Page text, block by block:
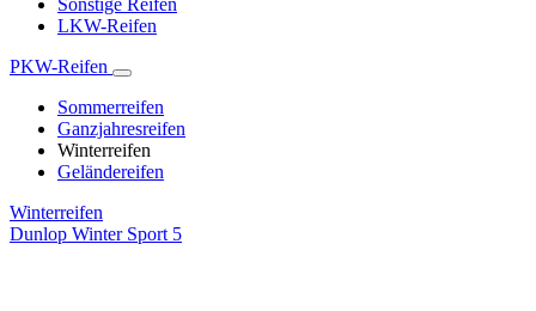
Sonstige Reifen
LKW-Reifen
PKW-Reifen
Sommerreifen
Ganzjahresreifen
Winterreifen
Geländereifen
Winterreifen
Dunlop Winter Sport 5